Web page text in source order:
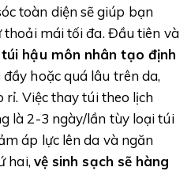
toàn diện sẽ giúp bạn
thoải mái tối đa. Đầu tiên và
hậu môn nhân tạo định
hoặc quá lâu trên da,
rỉ. Việc thay túi theo lịch
là 2-3 ngày/lần tùy loại túi
áp lực lên da và ngăn
hai, vệ sinh sạch sẽ hàng